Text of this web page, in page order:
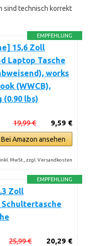
sind technisch korrekt
EMPFEHLUNG
15,6 Zoll
Laptop Tasche
works
(WWCB),
(0.90 lbs)
9,59 €
19,99 €
Bei Amazon ansehen
MwSt., zzgl. Versandkosten
EMPFEHLUNG
Zoll
20,29 €
25,99 €